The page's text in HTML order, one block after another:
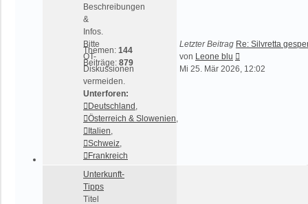
Beschreibungen
&
Infos.
Bitte
OT-
Diskussionen
vermeiden.
Unterforen:
Deutschland
Österreich & Slowenien
Italien
Schweiz
Frankreich
Themen: 144
Beiträge: 879
Letzter Beitrag Re: Silvretta
von Leone blu
Beitrag
Mi 25. Mär 2026, 12:02
Unterkunft-
Tipps
Titel